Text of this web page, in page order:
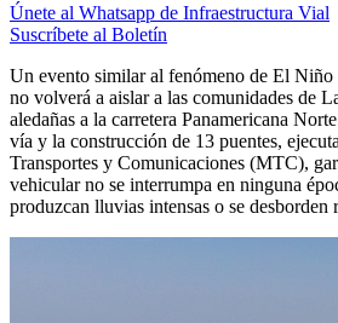
Únete al Whatsapp de Infraestructura Vial
Suscríbete al Boletín
Un evento similar al fenómeno de El
no volverá a aislar a las comunidades de
aledañas a la carretera Panamericana
vía y la construcción de 13 puentes,
Transportes y Comunicaciones (MTC),
vehicular no se interrumpa en ninguna
produzcan lluvias intensas o se desborden